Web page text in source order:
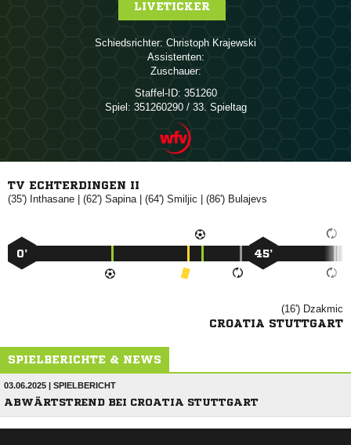
LIVETICKER
Schiedsrichter:  
Assistenten:
Zuschauer:
Staffel-ID: 351260
Spiel: 351260290 / 33. Spieltag
TV ECHTERDINGEN II
(35')  | (62') | (64')  | (86') 
0’ 45’
(16') 
CROATIA STUTTGART
SPIELBERICHTE & NEWS
03.06.2025 | SPIELBERICHT
ABWÄRTSTREND BEI CROATIA STUTTGART